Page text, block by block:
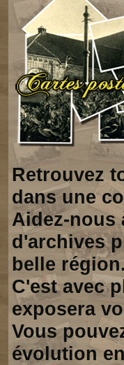
Retrouvez
dans une
Aidez-nous
d'archives
belle
C'est avec
exposera
Vous
évolution